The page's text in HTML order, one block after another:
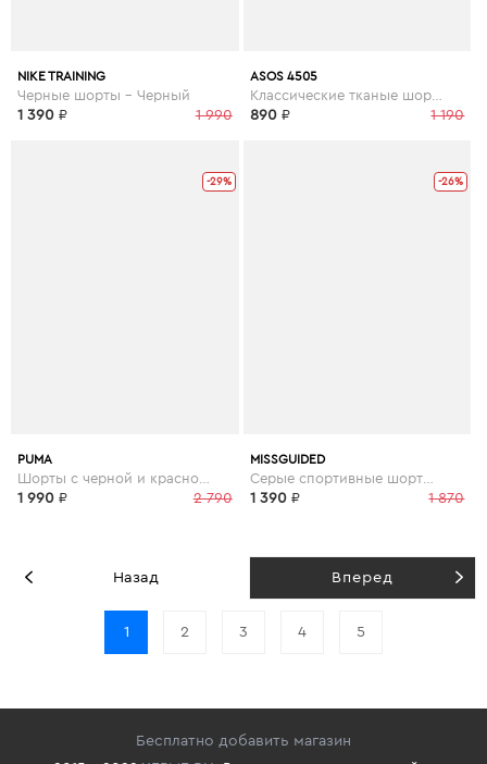
NIKE TRAINING
Черные шорты - Черный
1 990
1 390 ₽
ASOS 4505
Классические тканые шорты - Зеленый
1 190
890 ₽
-29%
PUMA
2 790
1 990 ₽
-26%
MISSGUIDED
Серые спортивные шорты со светоотражающей отделкой и сетчатыми вставками gym - Серый
1 870
1 390 ₽
Назад
1 2 3 4 5
Вперед
Бесплатно добавить магазин